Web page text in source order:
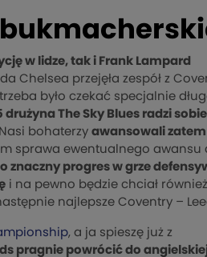
w lidze, tak i Frank Lampard
Chelsea przejęła zespół z
było czekać specjalnie
drużyna The Sky Blues radzi sobie
Nasi bohaterzy awansowali zatem
sprawa ewentualnego awansu
znaczny progres w grze
i na pewno będzie chciał
najlepsze Coventry –
, a ja spieszę już z
pragnie powrócić do